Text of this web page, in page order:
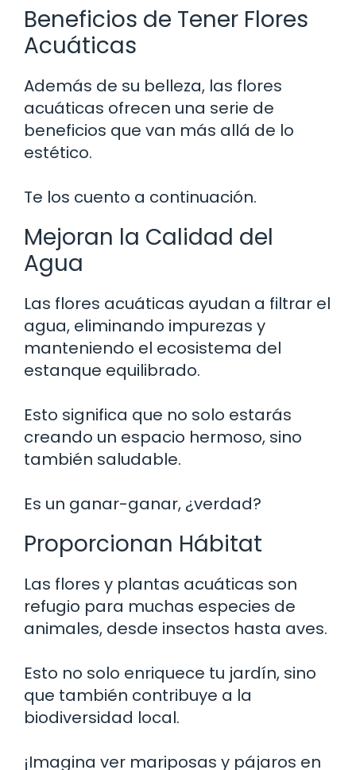
Beneficios de Tener Flores
Acuáticas
Además de su belleza, las flores
acuáticas ofrecen una serie de
beneficios que van más allá de lo
estético.
Te los cuento a continuación.
Mejoran la Calidad del
Agua
Las flores acuáticas ayudan a filtrar el
agua, eliminando impurezas y
manteniendo el ecosistema del
estanque equilibrado.
Esto significa que no solo estarás
creando un espacio hermoso, sino
también saludable.
Es un ganar-ganar, ¿verdad?
Proporcionan Hábitat
Las flores y plantas acuáticas son
refugio para muchas especies de
animales, desde insectos hasta aves.
Esto no solo enriquece tu jardín, sino
que también contribuye a la
biodiversidad local.
¡Imagina ver mariposas y pájaros en